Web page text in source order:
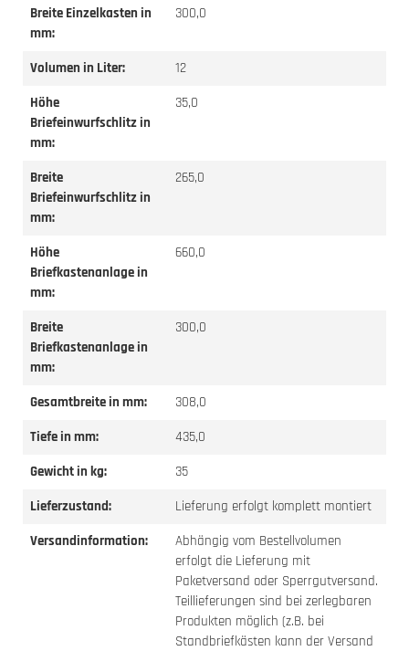
Breite Einzelkasten in
mm:
300,0
Volumen in Liter:
12
Höhe
Briefeinwurfschlitz in
mm:
35,0
Breite
Briefeinwurfschlitz in
mm:
265,0
Höhe
Briefkastenanlage in
mm:
660,0
Breite
Briefkastenanlage in
mm:
300,0
Gesamtbreite in mm:
308,0
Tiefe in mm:
435,0
Gewicht in kg:
35
Lieferzustand:
Lieferung erfolgt komplett montiert
Versandinformation:
Abhängig vom Bestellvolumen
erfolgt die Lieferung mit
Paketversand oder Sperrgutversand.
Teillieferungen sind bei zerlegbaren
Produkten möglich (z.B. bei
Standbriefkästen kann der Versand